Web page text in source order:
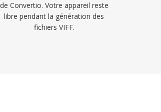
de Convertio. Votre appareil reste
libre pendant la génération des
fichiers VIFF.